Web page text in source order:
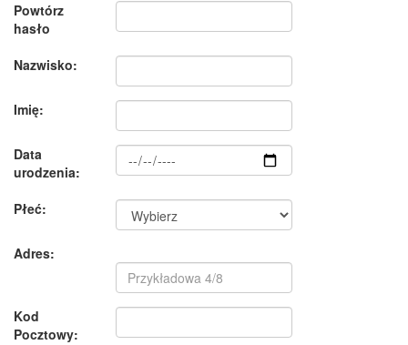
Powtórz
hasło
Nazwisko:
Imię:
Data
urodzenia:
Płeć:
Adres:
Kod
Pocztowy: